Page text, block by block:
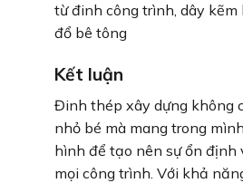
từ đinh công trình, dây kẽm
đổ bê tông
Kết luận
Đinh thép xây dựng không
nhỏ bé mà mang trong
hình để tạo nên sự ổn định
mọi công trình. Với khả